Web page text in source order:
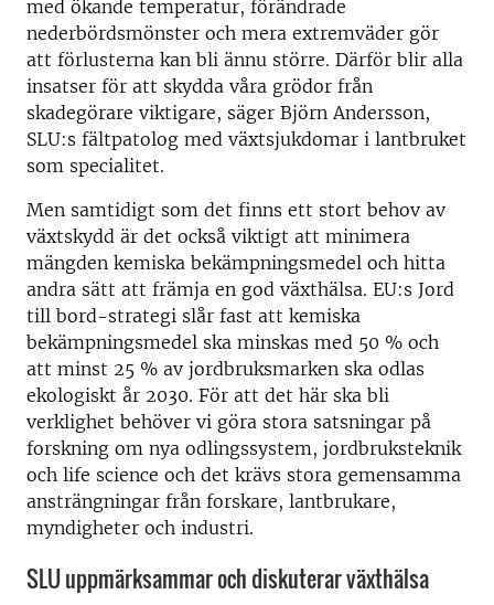
med ökande temperatur, förändrade
nederbördsmönster och mera extremväder gör
att förlusterna kan bli ännu större. Därför blir alla
insatser för att skydda våra grödor från
skadegörare viktigare, säger Björn Andersson,
SLU:s fältpatolog med växtsjukdomar i lantbruket
som specialitet.
Men samtidigt som det finns ett stort behov av
växtskydd är det också viktigt att minimera
mängden kemiska bekämpningsmedel och hitta
andra sätt att främja en god växthälsa. EU:s Jord
till bord-strategi slår fast att kemiska
bekämpningsmedel ska minskas med 50 % och
att minst 25 % av jordbruksmarken ska odlas
ekologiskt år 2030. För att det här ska bli
verklighet behöver vi göra stora satsningar på
forskning om nya odlingssystem, jordbruksteknik
och life science och det krävs stora gemensamma
ansträngningar från forskare, lantbrukare,
myndigheter och industri.
SLU uppmärksammar och diskuterar växthälsa